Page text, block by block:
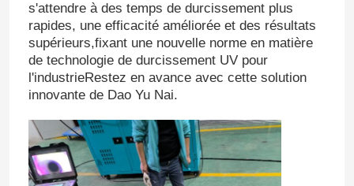
s'attendre à des temps de durcissement plus
rapides, une efficacité améliorée et des résultats
supérieurs,fixant une nouvelle norme en matière
de technologie de durcissement UV pour
l'industrieRestez en avance avec cette solution
innovante de Dao Yu Nai.